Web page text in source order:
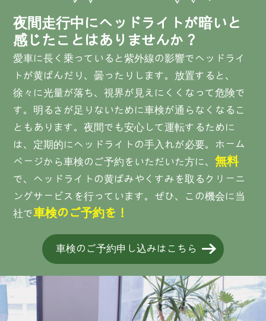
夜間走行中にヘッドライトが暗いと
感じたことはありませんか？
愛車に長く乗っていると紫外線の影響でヘッドライ
トが黄ばんだり、曇ったりします。放置すると、
徐々に光量が落ち、視界が見えにくくなって危険で
す。明るさが足りないために車検が通らなくなるこ
ともあります。夜間でも安心して運転するために
は、定期的にヘッドライトの手入れが必要。ホーム
ページから車検のご予約をいただいた方に、無料
で、ヘッドライトの黄ばみやくすみを取るクリーニ
ングサービスを行っています。ぜひ、この機会に当
社で車検の ご予約を！
車検のご予約申し込みはこちら